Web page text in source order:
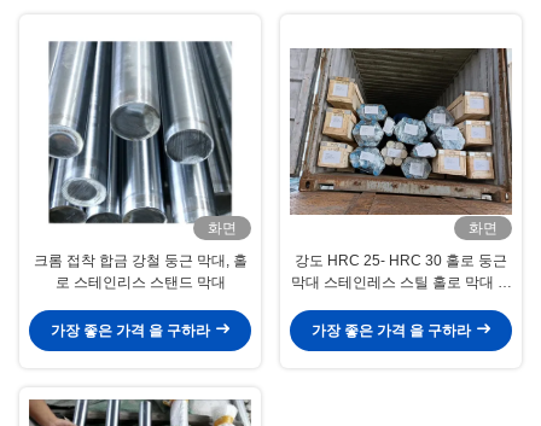
화면
크롬 접착 합금 강철 둥근 막대, 홀
로 스테인리스 스탠드 막대
가장 좋은 가격 을 구하라
화면
강도 HRC 25- HRC 30 홀로 둥근
막대 스테인레스 스틸 홀로 막대 둥
가장 좋은 가격 을 구하라